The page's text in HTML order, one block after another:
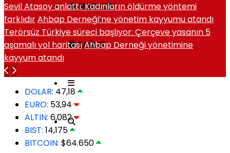
MAGAZIN
SAĞLIK
Sevil Atasoy anlattı: Kadınların öldürme yöntemi
farklıdırAhbap Derneği’ne yönetim kayyumu atandı
Terörsüz Türkiye süreci başlıyor: Çerçeve yasanın 5
aşamalı yol haritasıAhbap Derneği yönetimine
kayyum atandı
DOLAR: 47,18
EURO: 53,94
ALTIN: 6,082
BIST: 14,175
BITCOIN: $64.650